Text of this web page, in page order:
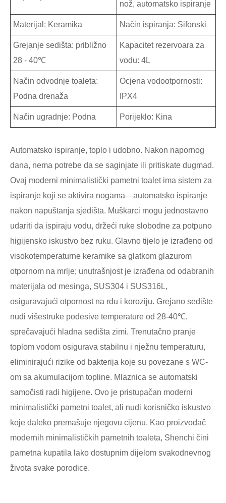
nož, automatsko ispiranje
Materijal: Keramika Način ispiranja: Sifonski
Grejanje sedišta: približno
28 - 40℃
Kapacitet rezervoara za
vodu: 4L
Način odvodnje toaleta:
Podna drenaža
Ocjena vodootpornosti:
IPX4
Način ugradnje: Podna Porijeklo: Kina
Automatsko ispiranje, toplo i udobno. Nakon napornog
dana, nema potrebe da se saginjate ili pritiskate dugmad.
Ovaj moderni minimalistički pametni toalet ima sistem za
ispiranje koji se aktivira nogama—automatsko ispiranje
nakon napuštanja sjedišta. Muškarci mogu jednostavno
udariti da ispiraju vodu, držeći ruke slobodne za potpuno
higijensko iskustvo bez ruku. Glavno tijelo je izrađeno od
visokotemperaturne keramike sa glatkom glazurom
otpornom na mrlje; unutrašnjost je izrađena od odabranih
materijala od mesinga, SUS304 i SUS316L,
osiguravajući otpornost na rđu i koroziju. Grejano sedište
nudi višestruke podesive temperature od 28-40℃,
sprečavajući hladna sedišta zimi. Trenutačno pranje
toplom vodom osigurava stabilnu i nježnu temperaturu,
eliminirajući rizike od bakterija koje su povezane s WC-
om sa akumulacijom topline. Mlaznica se automatski
samočisti radi higijene. Ovo je pristupačan moderni
minimalistički pametni toalet, ali nudi korisničko iskustvo
koje daleko premašuje njegovu cijenu. Kao proizvođač
modernih minimalističkih pametnih toaleta, Shenchi čini
pametna kupatila lako dostupnim dijelom svakodnevnog
života svake porodice.